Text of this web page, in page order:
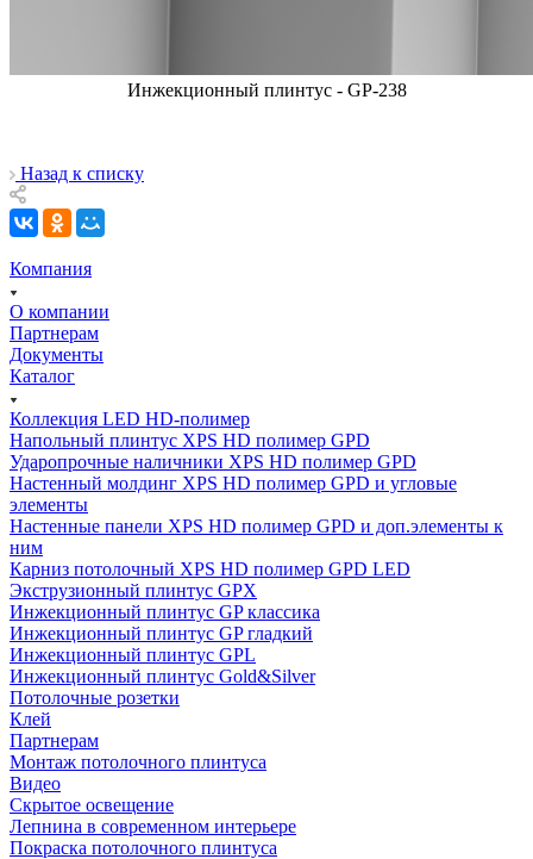
Инжекционный плинтус - GP-238
Назад к списку
Компания
О компании
Партнерам
Документы
Каталог
Коллекция LED HD-полимер
Напольный плинтус XPS HD полимер GPD
Ударопрочные наличники XPS HD полимер GPD
Настенный молдинг XPS HD полимер GPD и угловые
элементы
Настенные панели XPS HD полимер GPD и доп.элементы к
ним
Карниз потолочный XPS HD полимер GPD LED
Экструзионный плинтус GPX
Инжекционный плинтус GP классика
Инжекционный плинтус GP гладкий
Инжекционный плинтус GPL
Инжекционный плинтус Gold&Silver
Потолочные розетки
Клей
Партнерам
Монтаж потолочного плинтуса
Видео
Скрытое освещение
Лепнина в современном интерьере
Покраска потолочного плинтуса